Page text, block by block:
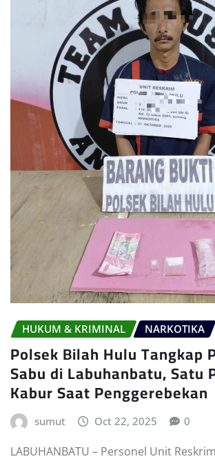
HUKUM & KRIMINAL NARKOTIKA
Polsek Bilah Hulu Tangkap
Sabu di Labuhanbatu, Satu
Kabur Saat Penggerebekan
sumut Oct 22, 2025 0
LABUHANBATU – Personel Unit